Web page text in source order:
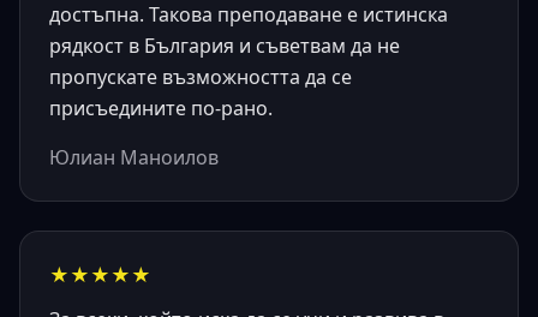
достъпна. Такова преподаване е истинска
рядкост в България и съветвам да не
пропускате възможността да се
присъедините по-рано.
Юлиан Маноилов
★★★★★